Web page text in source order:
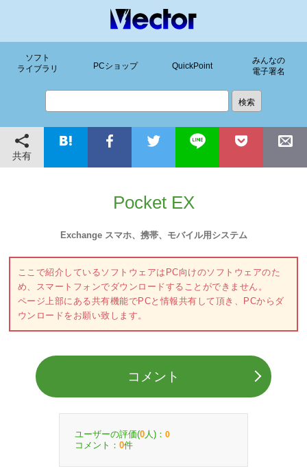
ソフト
ライブラリ
PCショップ QuickPoint
みんなの
電子署名
共有
Pocket EX
Exchange スマホ、携帯、モバイル用システム
ここで紹介しているソフトウェアはPC向けのソフトウェアのた
め、スマートフォンでダウンロードすることができません。
ページ上部にある共有機能でPCと情報共有して頂き、PCからダ
ウンロードをお願い致します。
コメント
ユーザーの評価(0 人)： 0
コメント： 0件